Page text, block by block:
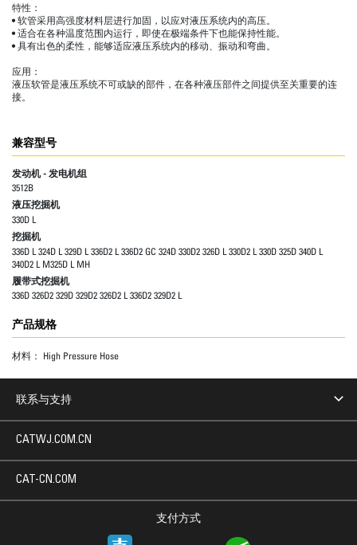
特性：
• 软管采用高强度材料层进行加固，以应对液压系统内的高压。
• 适合在各种温度范围内运行，即使在极端条件下也能保持性能。
• 具有出色的柔性，能够适应液压系统内的移动、振动和弯曲。
应用：
液压软管是液压系统不可或缺的部件，在各种液压部件之间提供至关重要的连
接。
兼容型号
发动机 - 发电机组
3512B
液压挖掘机
330D L
挖掘机
336D L 324D L 329D L 336D2 L 336D2 GC 324D 330D2 326D L 330D2 L 330D 325D 340D L
340D2 L M325D L MH
履带式挖掘机
336D 326D2 329D 329D2 326D2 L 336D2 329D2 L
产品规格
材料： High Pressure Hose
联系与支持
支付方式
CATWJ.COM.CN
CAT-CN.COM